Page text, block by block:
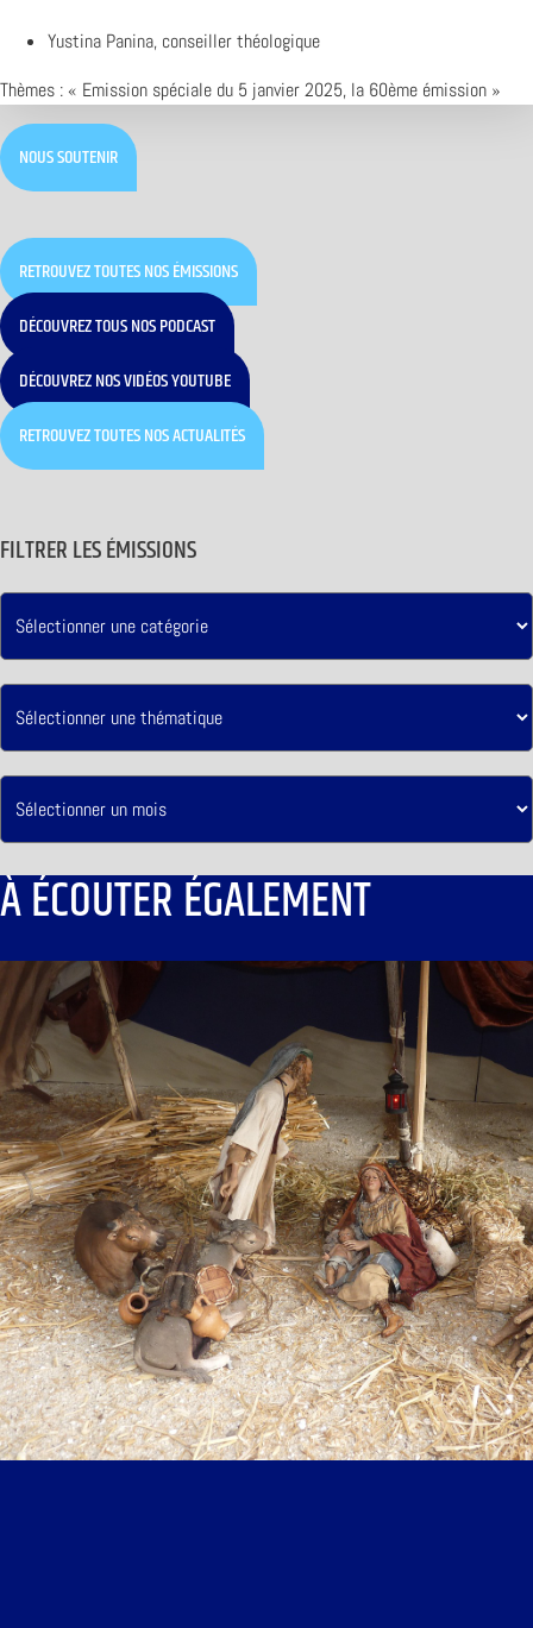
Yustina Panina, conseiller théologique
Thèmes : « Emission spéciale du 5 janvier 2025, la 60ème émission »
NOUS SOUTENIR
RETROUVEZ TOUTES NOS ÉMISSIONS
DÉCOUVREZ TOUS NOS PODCAST
DÉCOUVREZ NOS VIDÉOS YOUTUBE
RETROUVEZ TOUTES NOS ACTUALITÉS
FILTRER LES ÉMISSIONS
À ÉCOUTER ÉGALEMENT